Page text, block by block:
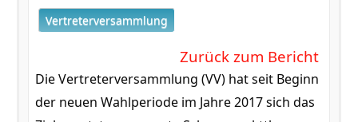
Vertreterversammlung
Zurück zum Bericht
Die Vertreterversammlung (VV) hat seit Beginn
der neuen Wahlperiode im Jahre 2017 sich das